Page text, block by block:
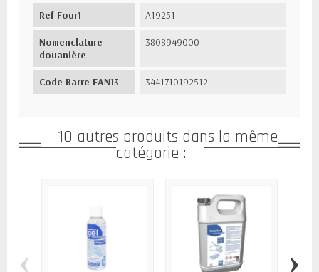
Ref Four1 A19251
Nomenclature
douanière
3808949000
Code Barre EAN13 3441710192512
10 autres produits dans la même
catégorie :
‹ ›